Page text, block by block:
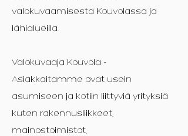
valokuvaamisesta Kouvolassa ja
lähialueilla.
Valokuvaaja Kouvola -
Asiakkaitamme ovat usein
asumiseen ja kotiin liittyviä yrityksiä
kuten rakennusliikkeet,
mainostoimistot,